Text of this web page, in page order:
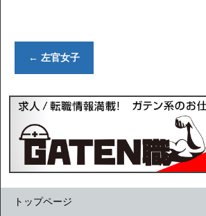
← 左官女子
トップページ